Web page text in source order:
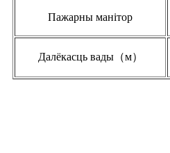
Пажарны манітор
Далёкасць вады（м）